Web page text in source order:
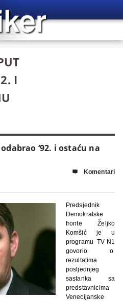
I
‘92. i ostaću na
 Komentari
Predsjednik
Demokratske
fronte Željko
Komšić je u
programu TV N1
govorio o
rezultatima
posljednjeg
sastanka sa
predstavnicima
Venecijanske